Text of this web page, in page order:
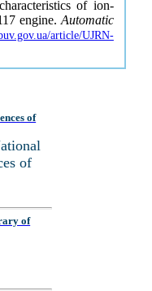
of ion-
engine. Automatic
article/UJRN-
of
of
of